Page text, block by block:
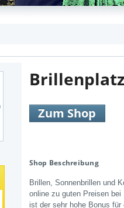
Zum Shop
Shop Beschreibung
Brillen, Sonnenbrillen und
online zu guten Preisen
ist der sehr hohe Bonus